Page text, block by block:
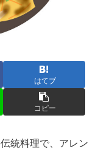
はてブ
コピー
統料理で、アレン